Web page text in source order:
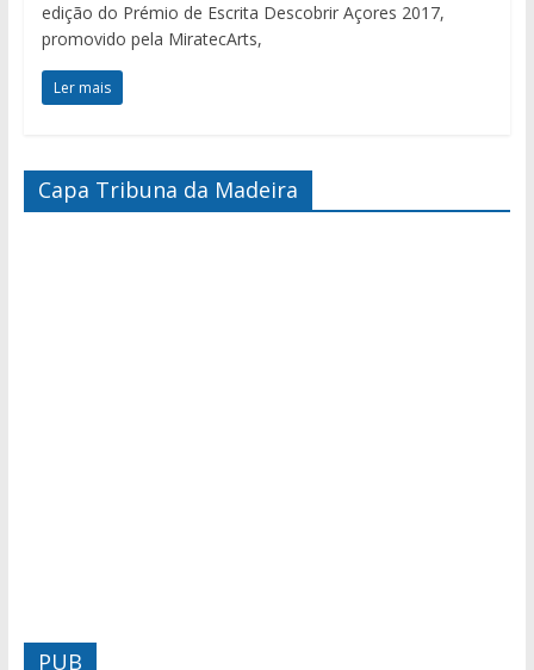
edição do Prémio de Escrita Descobrir Açores 2017,
promovido pela MiratecArts,
Ler mais
Capa Tribuna da Madeira
PUB